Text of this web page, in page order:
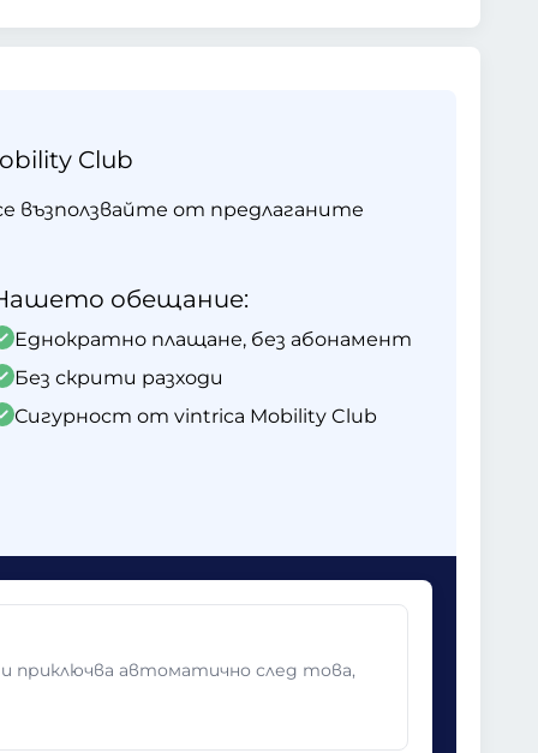
Club
възползвайте от предлаганите
обещание:
Еднократно плащане, без абонамент
Без скрити разходи
Сигурност от vintrica Mobility Club
приключва автоматично след това,